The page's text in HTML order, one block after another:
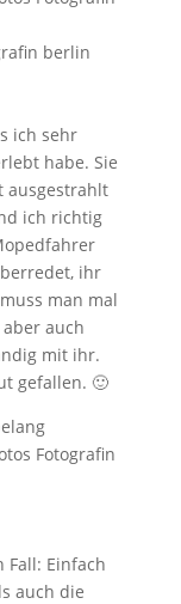
ich sehr
habe. Sie
ausgestrahlt
ich richtig
ihr
man mal
auch
mit ihr.
gefallen. 🙂
Fall: Einfach
auch die